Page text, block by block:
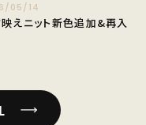
05/14
えニット新色追加&再入